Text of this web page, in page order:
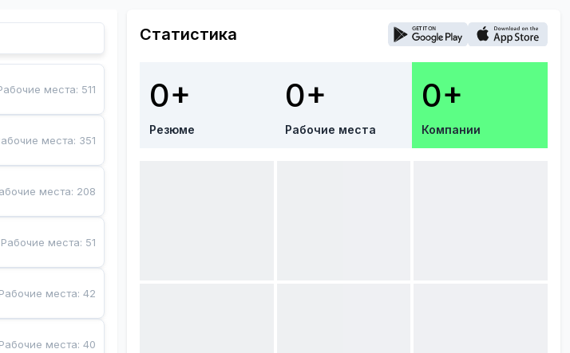
места: 511
места: 351
места: 208
Рабочие места: 51
Рабочие места:42
Рабочие места:40
Статистика
0+
Резюме
0+
Рабочие места
0+
Компании